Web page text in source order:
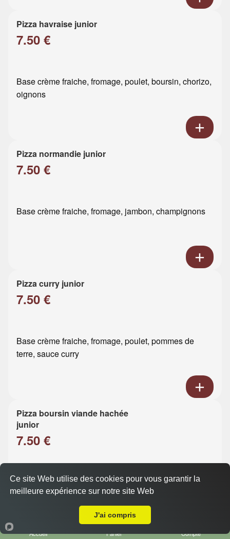
Pizza havraise junior
7.50 €
Base crème fraiche, fromage, poulet, boursin, chorizo,
oignons
Pizza normandie junior
7.50 €
Base crème fraiche, fromage, jambon, champignons
Pizza curry junior
7.50 €
Base crème fraiche, fromage, poulet, pommes de
terre, sauce curry
Pizza boursin viande hachée
junior
7.50 €
Accueil Panier Compte
Ce site Web utilise des cookies pour vous garantir la
meilleure expérience sur notre site Web
J'ai compris